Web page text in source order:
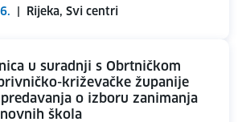
Rijeka, Svi centri
u suradnji s Obrtničkom
križevačke županije
o izboru zanimanja
škola